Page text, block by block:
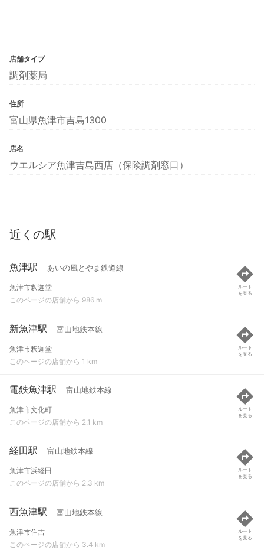
店舗タイプ
調剤薬局
住所
富山県魚津市吉島1300
店名
ウエルシア魚津吉島西店（保険調剤窓口）
近くの駅
魚津駅 あいの風とやま鉄道線
魚津市釈迦堂
このページの店舗から 986 m
ルート
を見る
新魚津駅 富山地鉄本線
魚津市釈迦堂
このページの店舗から 1 km
ルート
を見る
電鉄魚津駅 富山地鉄本線
魚津市文化町
このページの店舗から 2.1 km
ルート
を見る
経田駅 富山地鉄本線
魚津市浜経田
このページの店舗から 2.3 km
ルート
を見る
西魚津駅 富山地鉄本線
魚津市住吉
このページの店舗から 3.4 km
ルート
を見る